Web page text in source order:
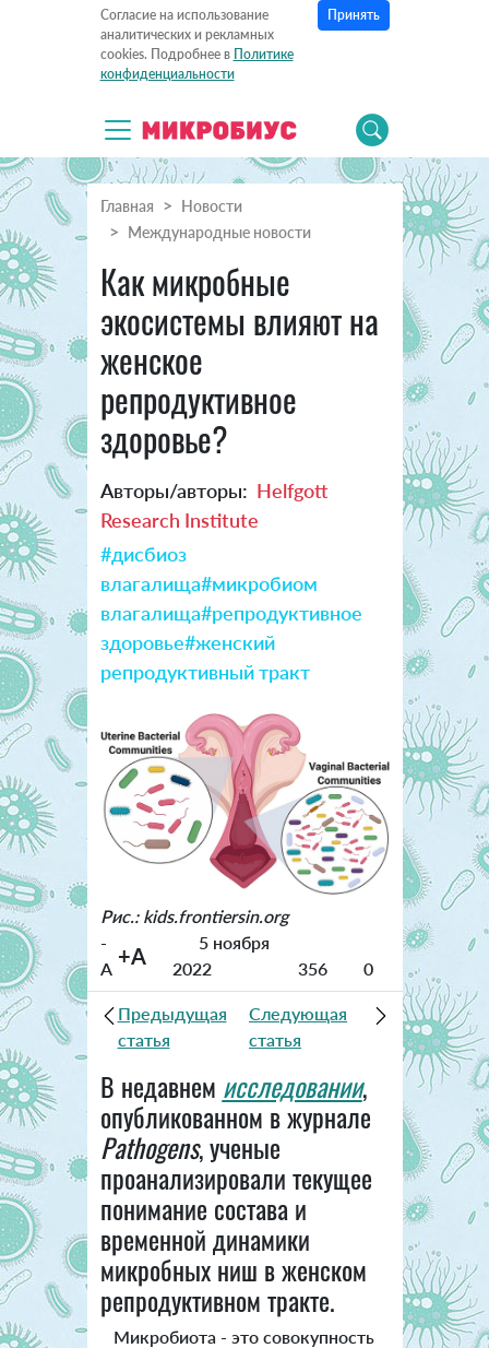
Согласие на использование
аналитических и рекламных
cookies. Подробнее в Политике
конфиденциальности
Принять
Главная
Новости
Международные новости
Как микробные
экосистемы влияют на
женское
репродуктивное
здоровье?
Авторы/авторы: Helfgott
Research Institute
#дисбиоз
влагалища#микробиом
влагалища#репродуктивное
здоровье#женский
репродуктивный тракт
Рис.: kids.frontiersin.org
-
A +A
5 ноября
2022
356 0
Предыдущая
статья
Следующая
статья
В недавнем исследовании,
опубликованном в журнале
Pathogens, ученые
проанализировали текущее
понимание состава и
временной динамики
микробных ниш в женском
репродуктивном тракте.
Микробиота - это совокупность